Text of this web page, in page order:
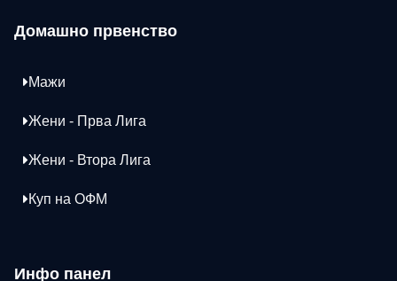
Домашно првенство
Мажи
Жени - Прва Лига
Жени - Втора Лига
Куп на ОФМ
Инфо панел